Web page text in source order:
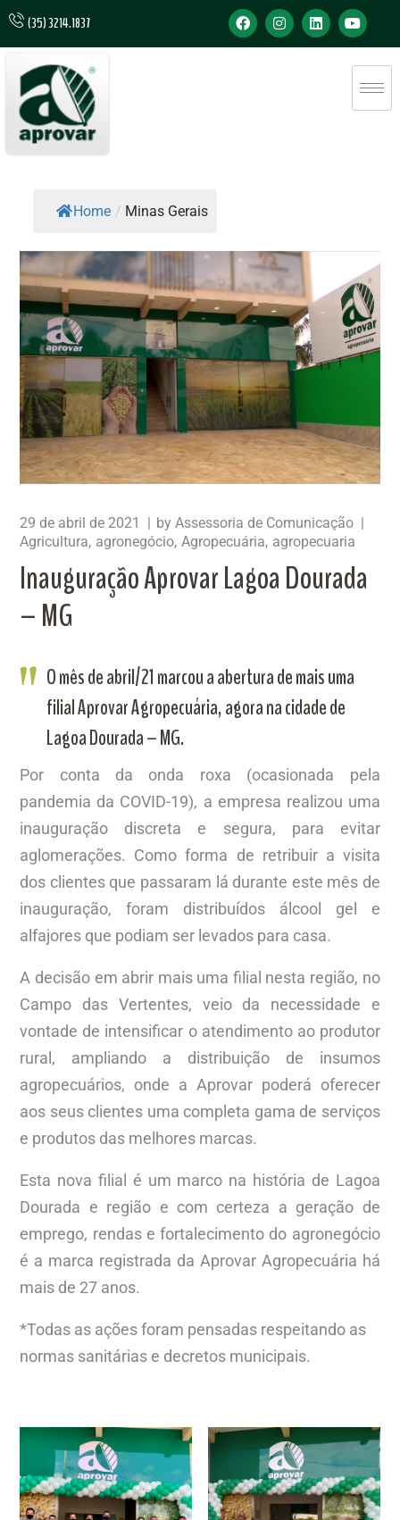
(35) 3214.1837
Home / Minas Gerais
29 de abril de 2021 byAssessoria de Comunicação
Agricultura agronegócio Agropecuária agropecuaria
Inauguração Aprovar Lagoa Dourada
– MG
O mês de abril/21 marcou a abertura de mais uma
filial Aprovar Agropecuária, agora na cidade de
Lagoa Dourada – MG.
Por conta da onda roxa (ocasionada pela
pandemia da COVID-19), a empresa realizou uma
inauguração discreta e segura, para evitar
aglomerações. Como forma de retribuir a visita
dos clientes que passaram lá durante este mês de
inauguração, foram distribuídos álcool gel e
alfajores que podiam ser levados para casa.
A decisão em abrir mais uma filial nesta região, no
Campo das Vertentes, veio da necessidade e
vontade de intensificar o atendimento ao produtor
rural, ampliando a distribuição de insumos
agropecuários, onde a Aprovar poderá oferecer
aos seus clientes uma completa gama de serviços
e produtos das melhores marcas.
Esta nova filial é um marco na história de Lagoa
Dourada e região e com certeza a geração de
emprego, rendas e fortalecimento do agronegócio
é a marca registrada da Aprovar Agropecuária há
mais de 27 anos.
*Todas as ações foram pensadas respeitando as
normas sanitárias e decretos municipais.